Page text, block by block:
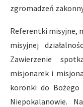
zgromadzeń
Referentki misyjne,
misyjnej
Zawierzenie
misjonarek i
koronki do Bożego
Niepokalanowie.